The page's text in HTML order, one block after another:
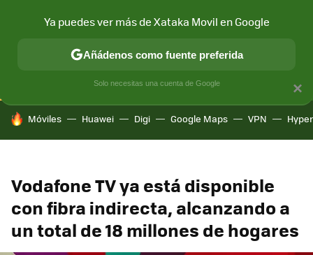
CONECTIVIDAD MÓVIL Y SOCIEDAD APLICACIONES
HOY SE HABLA DE
Móviles Huawei Digi Google Maps VPN
Vodafone TV ya está disponible
con fibra indirecta, alcanzando a
un total de 18 millones de hogares
×
Ya puedes ver más de Xataka Movil en Google
Añádenos como fuente preferida
Solo necesitas una cuenta de Google